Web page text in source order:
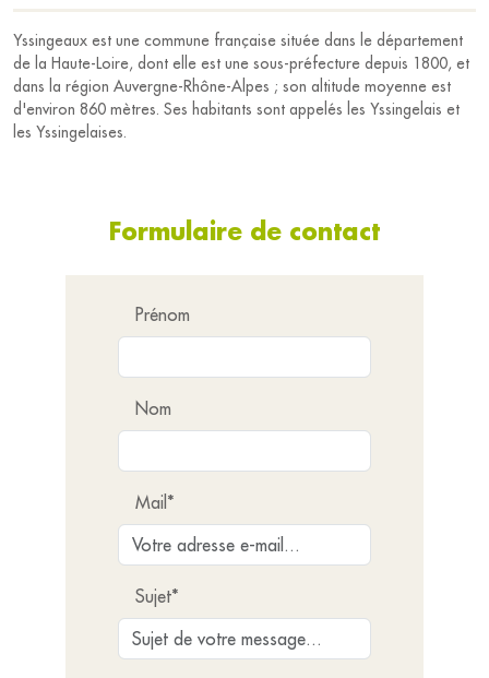
Yssingeaux est une commune française située dans le département
de la Haute-Loire, dont elle est une sous-préfecture depuis 1800, et
dans la région Auvergne-Rhône-Alpes ; son altitude moyenne est
d'environ 860 mètres. Ses habitants sont appelés les Yssingelais et
les Yssingelaises.
Formulaire de contact
Prénom
Nom
Mail*
Sujet*